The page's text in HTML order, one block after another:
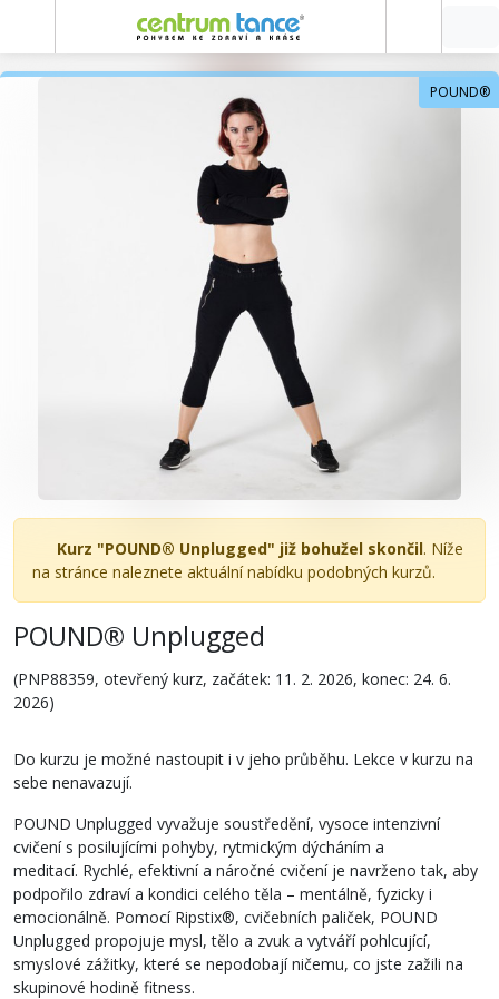
POUND®
Kurz "POUND® Unplugged" již bohužel skončil. Níže
na stránce naleznete aktuální nabídku podobných kurzů.
POUND® Unplugged
(PNP88359, otevřený kurz, začátek: 11. 2. 2026, konec: 24. 6.
2026)
Do kurzu je možné nastoupit i v jeho průběhu. Lekce v kurzu na
sebe nenavazují.
POUND Unplugged vyvažuje soustředění, vysoce intenzivní
cvičení s posilujícími pohyby, rytmickým dýcháním a
meditací. Rychlé, efektivní a náročné cvičení je navrženo tak, aby
podpořilo zdraví a kondici celého těla – mentálně, fyzicky i
emocionálně. Pomocí Ripstix®, cvičebních paliček, POUND
Unplugged propojuje mysl, tělo a zvuk a vytváří pohlcující,
smyslové zážitky, které se nepodobají ničemu, co jste zažili na
skupinové hodině fitness.